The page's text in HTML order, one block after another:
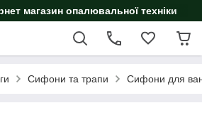
магазин опалювальної техніки
Сифони та трапи Сифони для